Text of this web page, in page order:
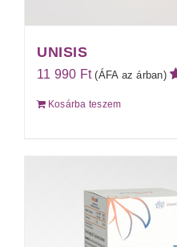
UNISIS
11 990 Ft (ÁFA az árban)
Kosárba teszem